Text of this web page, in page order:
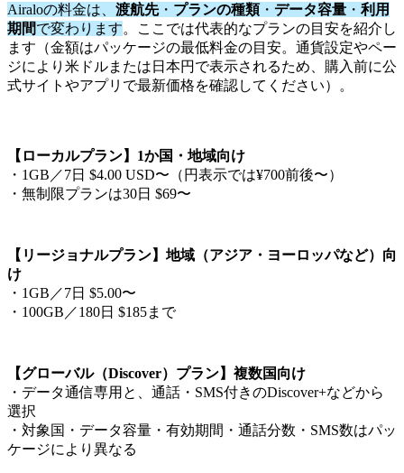
Airaloの料金は、 渡航先・ プランの種類・ データ容量 ・ 利用
期間で変わります。ここでは代表的なプランの目安を紹介し
ます（金額はパッケージの最低料金の目安。通貨設定やペー
ジにより米ドルまたは日本円で表示されるため、購入前に公
式サイトやアプリで最新価格を確認してください）。
【ローカルプラン】1か国・地域向け
・1GB／7日 $4.00 USD〜（円表示では¥700前後〜）
・無制限プランは30日 $69〜
【リージョナルプラン】地域（アジア・ヨーロッパなど）向
け
・1GB／7日 $5.00〜
・100GB／180日 $185まで
【グローバル（Discover）プラン】複数国向け
・データ通信専用と、通話・SMS付きのDiscover+などから
選択
・対象国・データ容量・有効期間・通話分数・SMS数はパッ
ケージにより異なる